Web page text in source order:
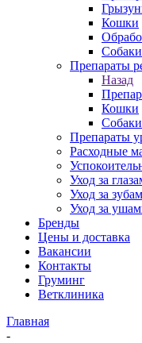
Кошки
Собаки
Препараты
Назад
Кошки
Собаки
Препараты
Расходные
Уход за
Уход за
Уход за
Бренды
Цены и доставка
Вакансии
Контакты
Груминг
Ветклиника
Главная
-